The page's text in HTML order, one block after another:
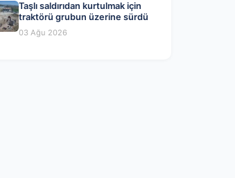
Taşlı saldırıdan kurtulmak için
traktörü grubun üzerine sürdü
03 Ağu 2026